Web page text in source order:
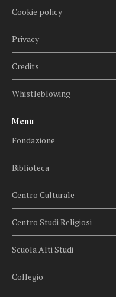
Cookie policy
Privacy
Credits
Whistleblowing
Menu
Fondazione
Biblioteca
Centro Culturale
Centro Studi Religiosi
Scuola Alti Studi
Collegio